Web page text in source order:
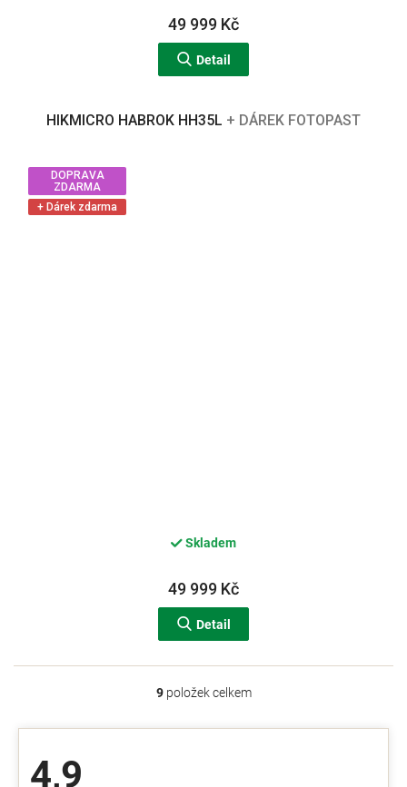
49 999 Kč
Detail
DOPRAVA
ZDARMA
+ Dárek zdarma
HIKMICRO HABROK HH35L + DÁREK FOTOPAST
Skladem
49 999 Kč
Detail
O
l
9položek celkem
4,9